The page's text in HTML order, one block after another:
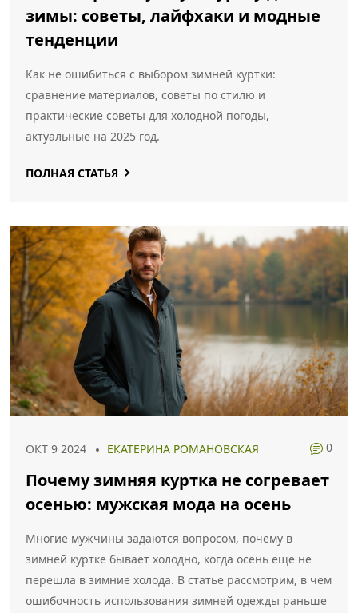
зимы: советы, лайфхаки и модные
тенденции
Как не ошибиться с выбором зимней куртки:
сравнение материалов, советы по стилю и
практические советы для холодной погоды,
актуальные на 2025 год.
ПОЛНАЯ СТАТЬЯ
ОКТ 9 2024 ЕКАТЕРИНА РОМАНОВСКАЯ 0
Почему зимняя куртка не согревает
осенью: мужская мода на осень
Многие мужчины задаются вопросом, почему в
зимней куртке бывает холодно, когда осень еще не
перешла в зимние холода. В статье рассмотрим, в чем
ошибочность использования зимней одежды раньше